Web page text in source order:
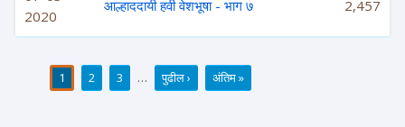
2020
आल्हाददायी हवी वेशभूषा - भाग ७ 2,457
1 2 3 … पुढील › अंतिम »